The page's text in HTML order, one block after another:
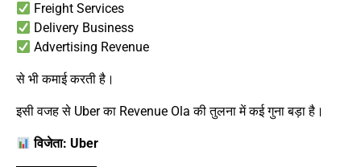
Freight Services
Delivery Business
Advertising Revenue
से भी कमाई करती है।
इसी वजह से Uber का Revenue Ola की तुलना में कई गुना बड़ा है।
विजेता: Uber